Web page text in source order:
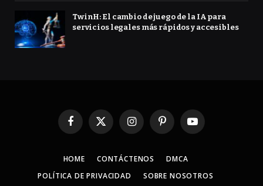
TwinH: El cambio de juego de la IA para
servicios legales más rápidos y accesibles
Facebook
X
InstagramPinterestYouTube
HOME CONTÁCTENOS
DMCA
POLÍTICA DE PRIVACIDAD
SOBRE NOSOTROS